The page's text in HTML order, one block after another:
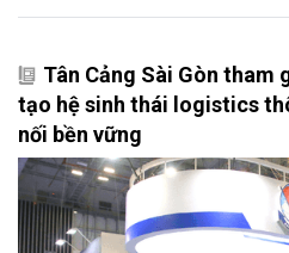
Tân Cảng Sài Gòn tham
tạo hệ sinh thái logistics
nối bền vững